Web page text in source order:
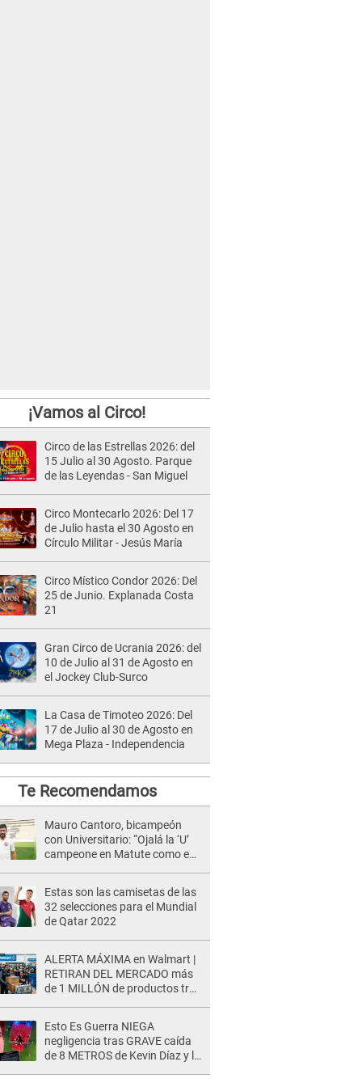
¡Vamos al Circo!
Circo de las Estrellas 2026: del
15 Julio al 30 Agosto. Parque
de las Leyendas - San Miguel
Circo Montecarlo 2026: Del 17
de Julio hasta el 30 Agosto en
Círculo Militar - Jesús María
Circo Místico Condor 2026: Del
25 de Junio. Explanada Costa
21
Gran Circo de Ucrania 2026: del
10 de Julio al 31 de Agosto en
el Jockey Club-Surco
La Casa de Timoteo 2026: Del
17 de Julio al 30 de Agosto en
Mega Plaza - Independencia
Te Recomendamos
Mauro Cantoro, bicampeón
con Universitario: “Ojalá la ‘U’
campeone en Matute como en
Estas son las camisetas de las
32 selecciones para el Mundial
de Qatar 2022
ALERTA MÁXIMA en Walmart |
RETIRAN DEL MERCADO más
de 1 MILLÓN de productos tras
Esto Es Guerra NIEGA
negligencia tras GRAVE caída
de 8 METROS de Kevin Díaz y lo